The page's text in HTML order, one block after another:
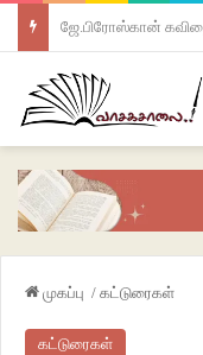
ஜே.பிரோஸ்கான்
முகப்பு / கட்டுரைகள்
கட்டுரைகள்